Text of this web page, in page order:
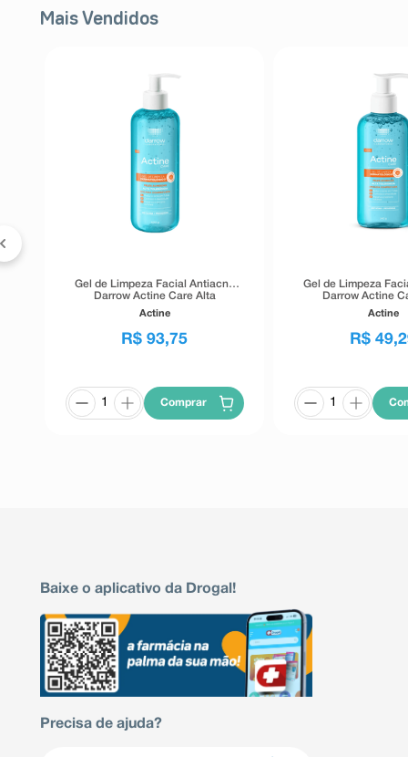
Mais Vendidos
Gel de Limpeza Facial Antiacne
Darrow Actine Care Alta
Tolerância 400g
Actine
R$ 93,75
Comprar
Gel de Limpeza
Darrow Actine
Tolerância
Actine
R$ 49,
Baixe o aplicativo da Drogal!
Precisa de ajuda?